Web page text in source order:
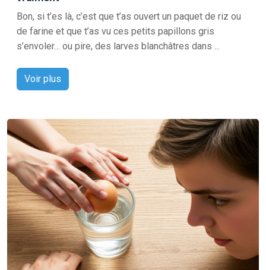
Bon, si t’es là, c’est que t’as ouvert un paquet de riz ou
de farine et que t’as vu ces petits papillons gris
s’envoler… ou pire, des larves blanchâtres dans ...
Voir plus